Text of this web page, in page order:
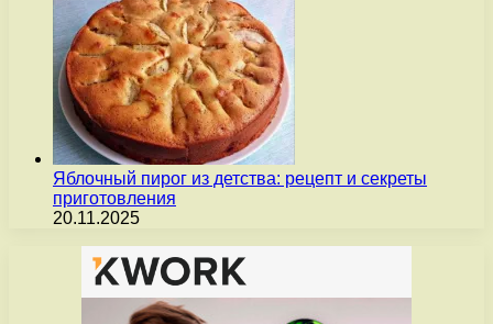
Яблочный пирог из детства: рецепт и секреты
приготовления
20.11.2025